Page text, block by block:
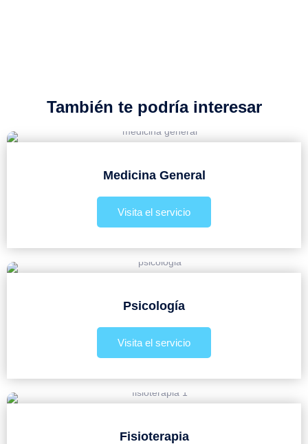
También te podría interesar
Medicina General
Visita el servicio
Psicología
Visita el servicio
Fisioterapia